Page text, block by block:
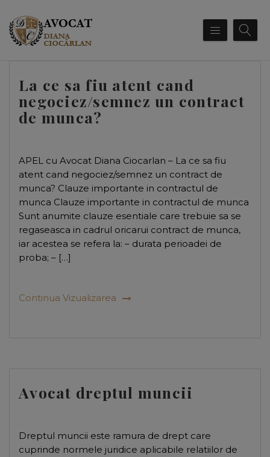
La ce sa fiu atent cand
negociez/semnez un contract
de munca?
APEL cu Avocat Diana Ciocarlan – La ce sa fiu
atent cand negociez/semnez un contract de
munca? Clauze importante in contractul de
munca Clauze importante in contractul de munca
Sunt anumite clauze esentiale care trebuie sa se
regaseasca in cadrul oricarui contract de munca,
iar acestea se refera la: – durata perioadei de
proba; – […]
Continua Vizualizarea
Avocat dreptul muncii
Dreptul muncii este ramura de drept care
cuprinde normele juridice aplicabile relatiilor de